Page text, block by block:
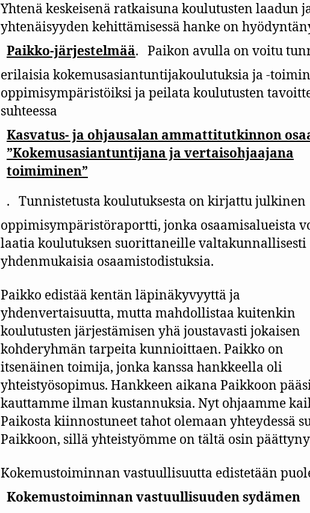
Yhtenä keskeisenä ratkaisuna koulutusten laadun
yhtenäisyyden kehittämisessä hanke on
Paikko-järjestelmää. Paikon avulla on voitu
erilaisia kokemusasiantuntijakoulutuksia ja -
oppimisympäristöiksi ja peilata koulutusten
suhteessa
Kasvatus- ja ohjausalan ammattitutkinnon
”Kokemusasiantuntijana ja vertaisohjaajana
toimiminen”
. Tunnistetusta koulutuksesta on kirjattu julkinen
oppimisympäristöraportti, jonka osaamisalueista
laatia koulutuksen suorittaneille valtakunnallisesti
yhdenmukaisia osaamistodistuksia.
Paikko edistää kentän läpinäkyvyyttä ja
yhdenvertaisuutta, mutta mahdollistaa kuitenkin
koulutusten järjestämisen yhä joustavasti jokaisen
kohderyhmän tarpeita kunnioittaen. Paikko on
itsenäinen toimija, jonka kanssa hankkeella oli
yhteistyösopimus. Hankkeen aikana Paikkoon
kauttamme ilman kustannuksia. Nyt ohjaamme
Paikosta kiinnostuneet tahot olemaan yhteydessä
Paikkoon, sillä yhteistyömme on tältä osin
Kokemustoiminnan vastuullisuutta edistetään
Kokemustoiminnan vastuullisuuden sydämen